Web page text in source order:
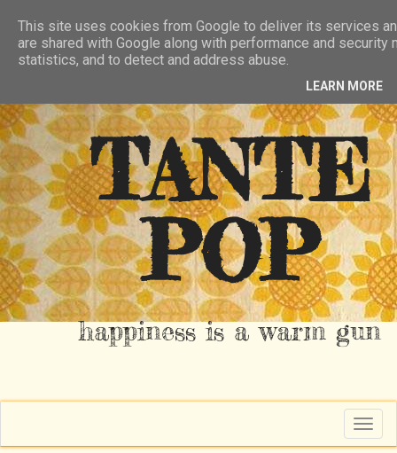
RSS FEED
TANTE
POP
happiness is a warm gun
T
o
g
This site uses cookies from Google to deliver its services
are shared with Google along with performance and
statistics, and to detect and address abuse.
LEARN MORE